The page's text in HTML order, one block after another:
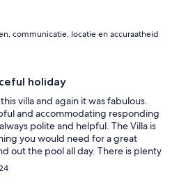
communicatie, locatie en accuraatheid
holiday
villa and again it was fabulous.
and accommodating responding
polite and helpful. The Villa is
you would need for a great
out the pool all day. There is plenty
too. The location is quiet and
to recharge and enjoy time with
be back. Thank you